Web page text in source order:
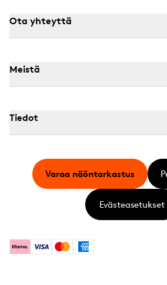
Ota yhteyttä
Meistä
Tiedot
KlarnaVisa MastercardAmerican Express
Varaa näöntarkastus
Evästeasetukset